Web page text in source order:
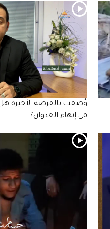
وُصفت بالفرصة الأخيرة
في إنهاء العدوان؟